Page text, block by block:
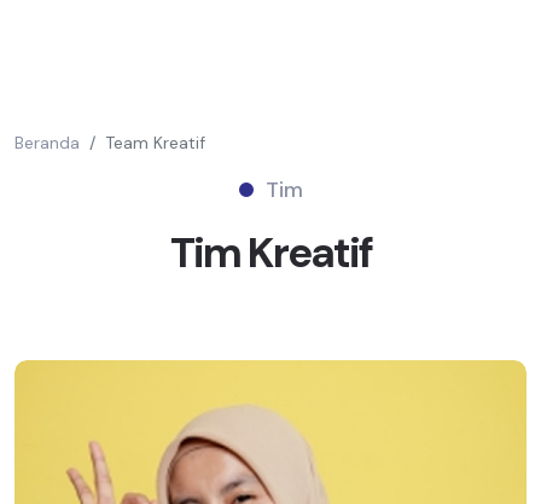
Beranda Team Kreatif
Tim
TimKreatif